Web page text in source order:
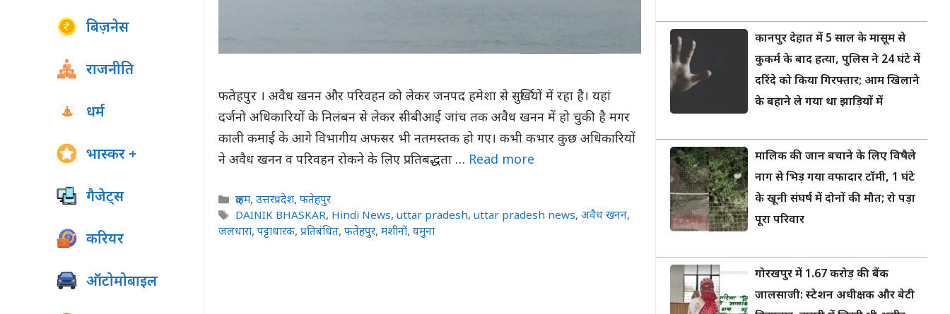
फतेहपुर । अवैध खनन और परिवहन को लेकर जनपद हमेशा से सुर्खियों में रहा है। यहां
दर्जनो अधिकारियों के निलंबन से लेकर सीबीआई जांच तक अवैध खनन में हो चुकी है मगर
काली कमाई के आगे विभागीय अफसर भी नतमस्तक हो गए। कभी कभार कुछ अधिकारियों
ने अवैध खनन व परिवहन रोकने के लिए प्रतिबद्धता … Read more
Categories
क्राइम,उत्तरप्रदेश,फतेहपुर
Tags
DAINIK BHASKAR, Hindi News,uttar pradesh,uttar pradesh news,अवैध खनन,
जलधारा, पट्टाधारक, प्रतिबंधित, फतेहपुर, मशीनों, यमुना
बिज़नेस
राजनीति
धर्म
भास्कर +
गैजेट्स
करियर
ऑटोमोबाइल
कानपुर देहात में 5 साल के मासूम से
कुकर्म के बाद हत्या, पुलिस ने 24 घंटे में
दरिंदे को किया गिरफ्तार; आम खिलाने
के बहाने ले गया था झाड़ियों में
मालिक की जान बचाने के लिए विषैले
नाग से भिड़ गया वफादार टॉमी, 1 घंटे
के खूनी संघर्ष में दोनों की मौत; रो पड़ा
पूरा परिवार
गोरखपुर में 1.67 करोड़ की बैंक
जालसाजी: स्टेशन अधीक्षक और बेटी